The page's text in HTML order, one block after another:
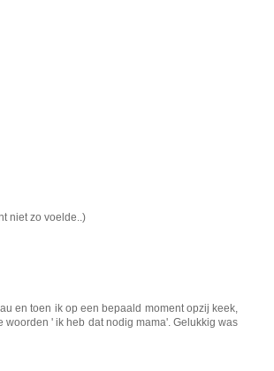
niet zo voelde..)
en toen ik op een bepaald moment opzij keek,
' ik heb dat nodig mama'. Gelukkig was